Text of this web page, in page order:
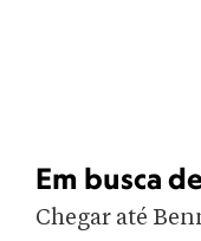
Em busca
Chegar até